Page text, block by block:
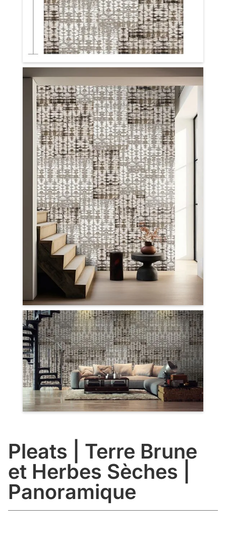
Pleats | Terre Brune
et Herbes Sèches |
Panoramique